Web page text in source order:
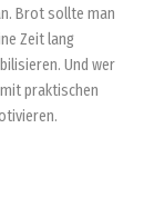
Brot sollte man
Zeit lang
Und wer
praktischen